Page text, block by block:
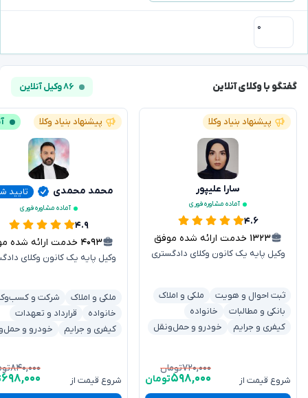
۰
گفتگو با وکلای آنلاین ۸۶ وکیل آنلاین
پیشنهاد بنیاد وکلا
سارا علیپور
آماده مشاوره فوری
۴.۶
۱۳۲۳ خدمت ارائه شده موفق
وکیل پایه یک کانون وکلای دادگستری
ثبت احوال و هویت
ملکی و املاک
بانکی و مطالبات
خانواده
کیفری و جرایم
خودرو و حمل‌ونقل
شروع قیمت از
۷۲۰,۰۰۰تومان
۵۹۸,۰۰۰تومان
پیشنهاد بنیاد وکلا
محمد محمدی تایید
آماده مشاوره فوری
۴.۹
۴۰۹۳ خدمت ارائه شده موفق
وکیل پایه یک کانون وکلای
ملکی و املاک
شرکت و
خانواده
قرارداد و تعهدات
کیفری و جرایم
خودرو و
شروع قیمت از
۸۴۰,۰۰۰
۶۹۸,۰۰۰